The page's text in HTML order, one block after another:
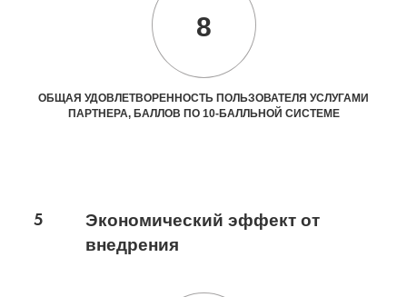
8
ОБЩАЯ УДОВЛЕТВОРЕННОСТЬ ПОЛЬЗОВАТЕЛЯ УСЛУГАМИ
ПАРТНЕРА, БАЛЛОВ ПО 10-БАЛЛЬНОЙ СИСТЕМЕ
5
Экономический эффект от
внедрения